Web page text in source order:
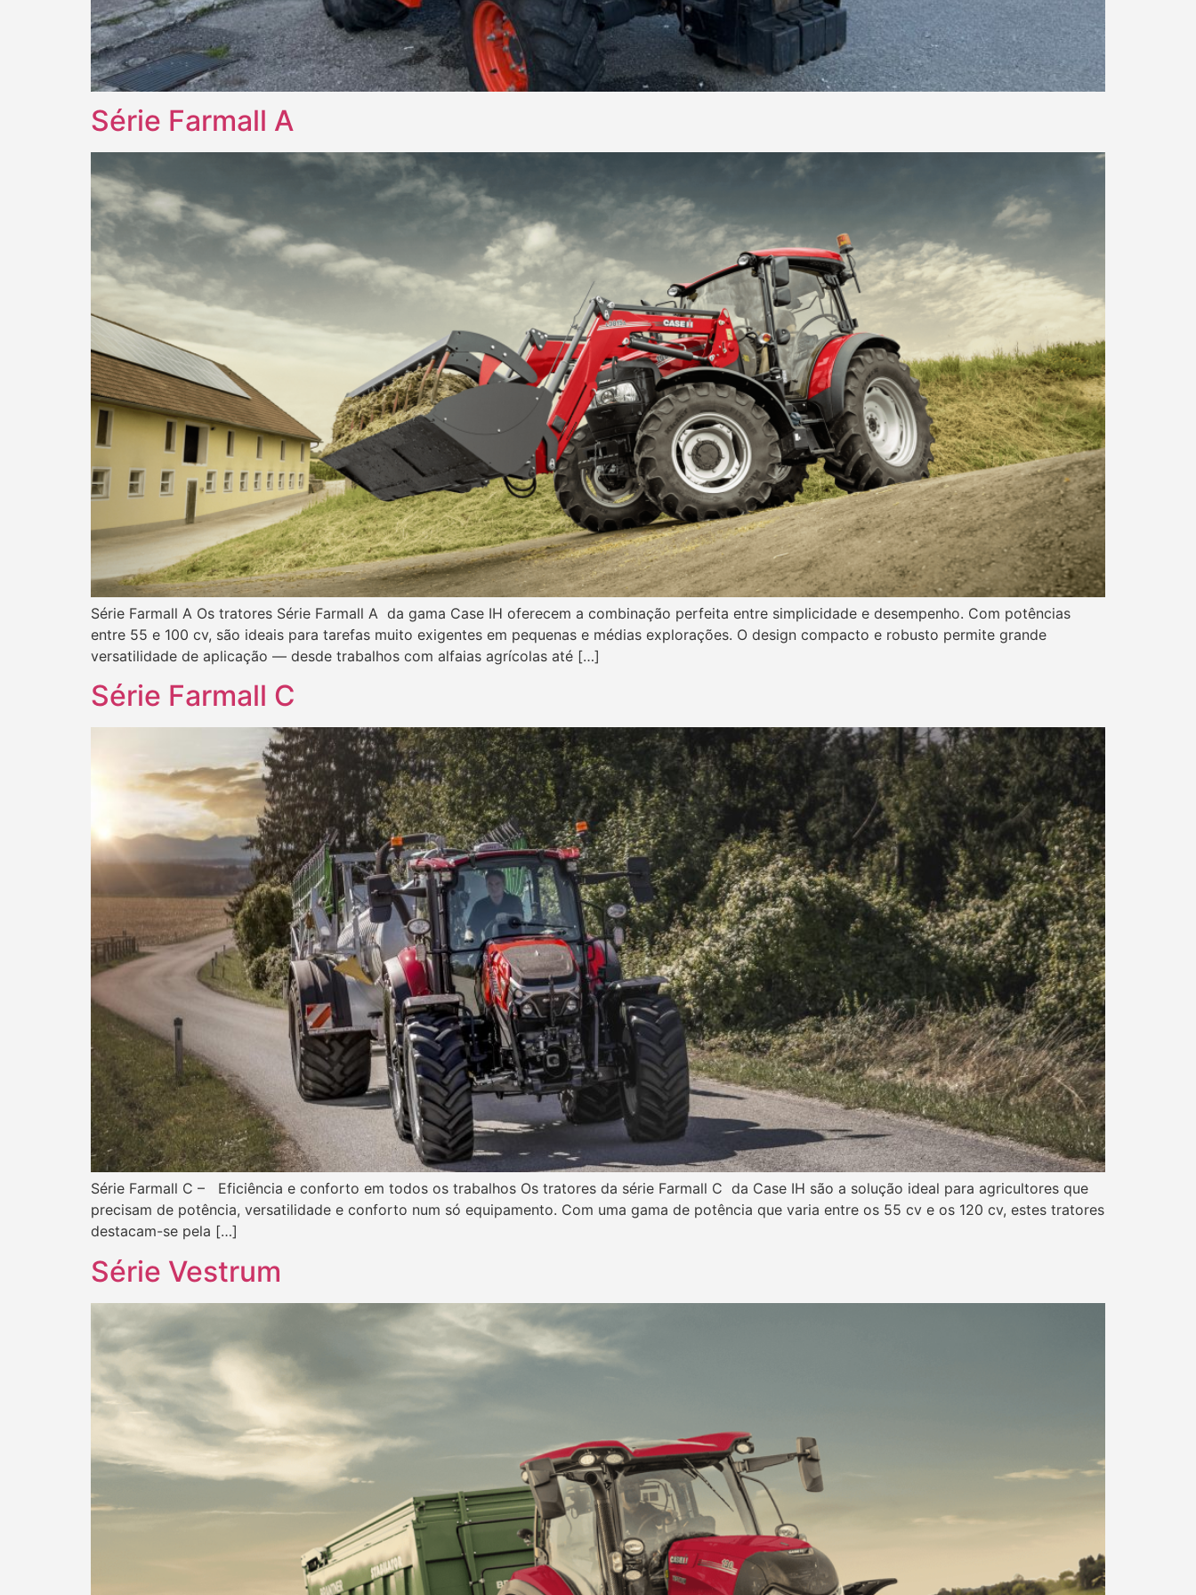
Série Farmall A
Série Farmall A Os tratores Série Farmall A da gama Case IH oferecem a combinação perfeita entre simplicidade e desempenho. Com potências
entre 55 e 100 cv, são ideais para tarefas muito exigentes em pequenas e médias explorações. O design compacto e robusto permite grande
versatilidade de aplicação — desde trabalhos com alfaias agrícolas até […]
Série Farmall C
Série Farmall C – Eficiência e conforto em todos os trabalhos Os tratores da série Farmall C da Case IH são a solução ideal para agricultores que
precisam de potência, versatilidade e conforto num só equipamento. Com uma gama de potência que varia entre os 55 cv e os 120 cv, estes tratores
destacam-se pela […]
Série Vestrum